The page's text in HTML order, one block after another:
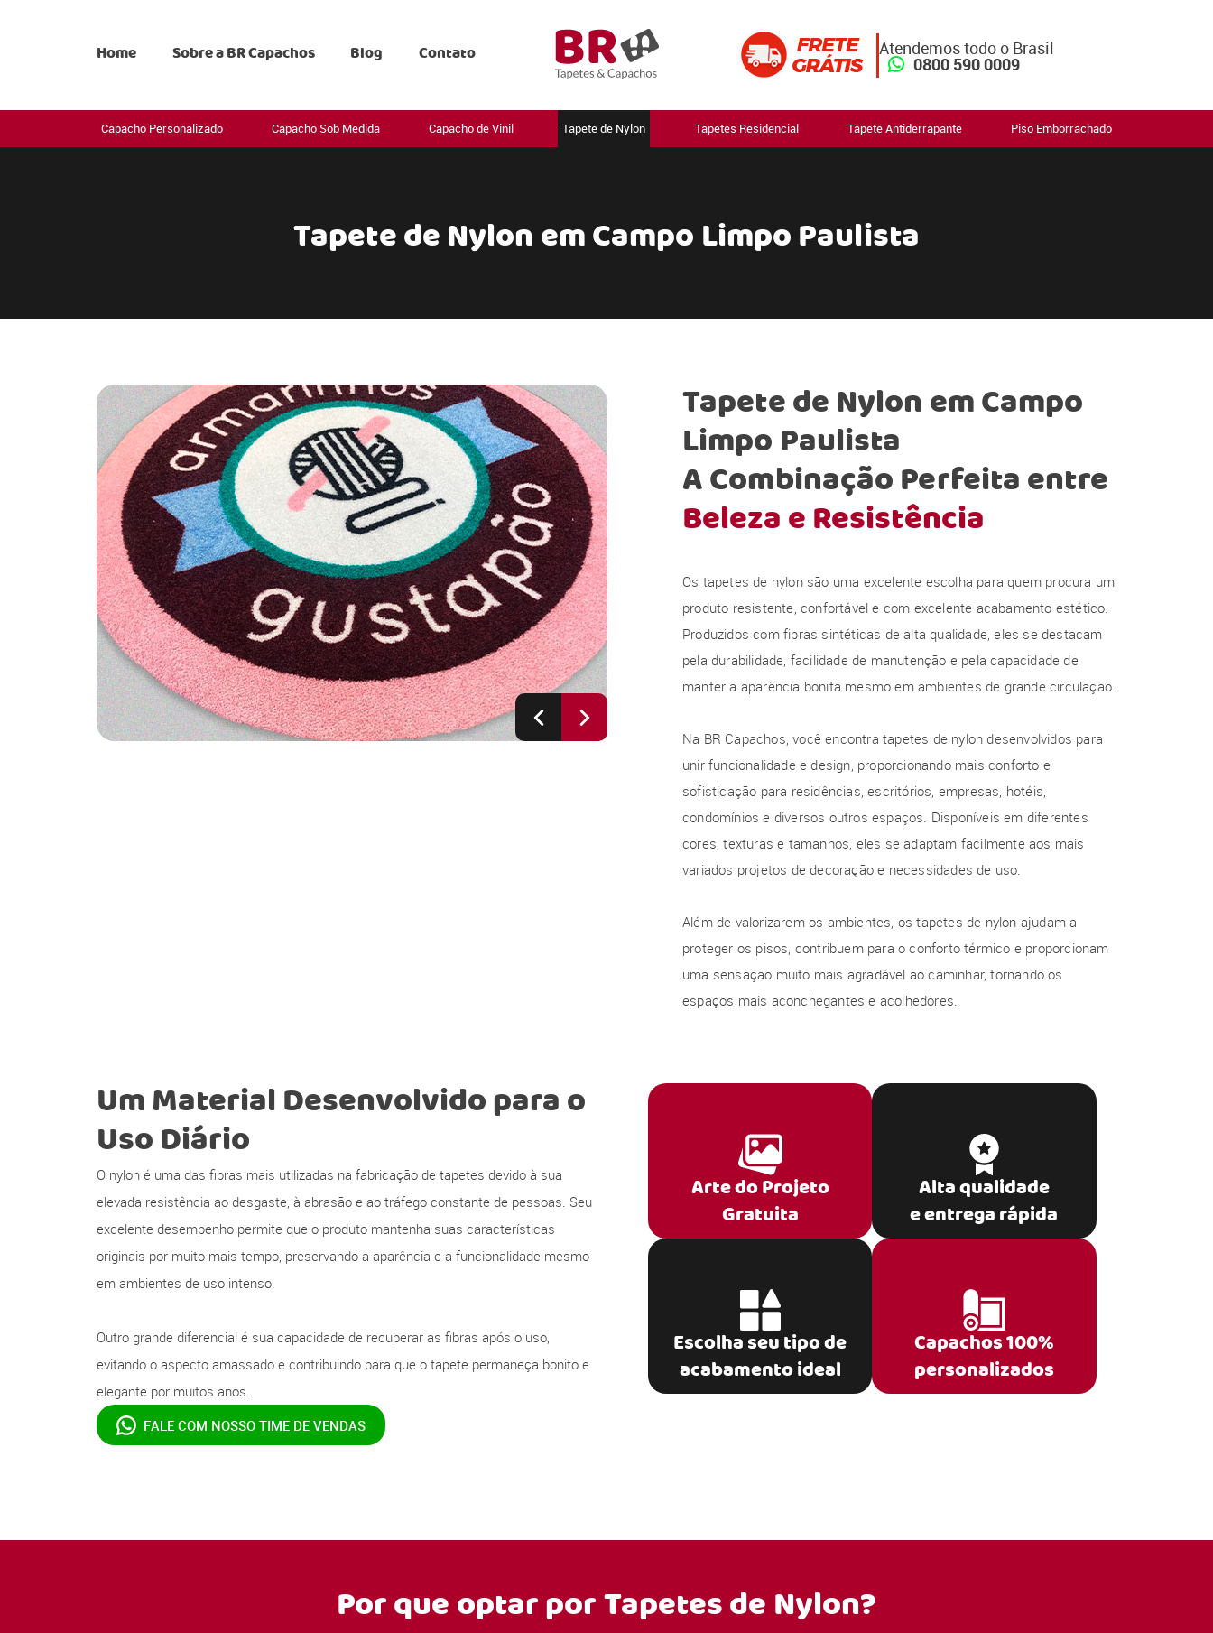
Home Sobre a BR Capachos Blog Contato Atendemos todo o Brasil
0800 590 0009
Capacho Personalizado Capacho Sob Medida Capacho de Vinil Tapete de Nylon Tapetes Residencial Tapete Antiderrapante Piso Emborrachado
Tapete de Nylon em Campo Limpo Paulista
Tapete de Nylon em Campo
Limpo Paulista
A Combinação Perfeita entre
Beleza e Resistência
Os tapetes de nylon são uma excelente escolha para quem procura um
produto resistente, confortável e com excelente acabamento estético.
Produzidos com fibras sintéticas de alta qualidade, eles se destacam
pela durabilidade, facilidade de manutenção e pela capacidade de
manter a aparência bonita mesmo em ambientes de grande circulação.
Na BR Capachos, você encontra tapetes de nylon desenvolvidos para
unir funcionalidade e design, proporcionando mais conforto e
sofisticação para residências, escritórios, empresas, hotéis,
condomínios e diversos outros espaços. Disponíveis em diferentes
cores, texturas e tamanhos, eles se adaptam facilmente aos mais
variados projetos de decoração e necessidades de uso.
Além de valorizarem os ambientes, os tapetes de nylon ajudam a
proteger os pisos, contribuem para o conforto térmico e proporcionam
uma sensação muito mais agradável ao caminhar, tornando os
espaços mais aconchegantes e acolhedores.
Um Material Desenvolvido para o
Uso Diário
O nylon é uma das fibras mais utilizadas na fabricação de tapetes devido à sua
elevada resistência ao desgaste, à abrasão e ao tráfego constante de pessoas. Seu
excelente desempenho permite que o produto mantenha suas características
originais por muito mais tempo, preservando a aparência e a funcionalidade mesmo
em ambientes de uso intenso.
Outro grande diferencial é sua capacidade de recuperar as fibras após o uso,
evitando o aspecto amassado e contribuindo para que o tapete permaneça bonito e
elegante por muitos anos.
FALE COM NOSSO TIME DE VENDAS
Arte do Projeto
Gratuita
Alta qualidade
e entrega rápida
Escolha seu tipo de
acabamento ideal
Capachos 100%
personalizados
Por que optar porTapetes de Nylon?